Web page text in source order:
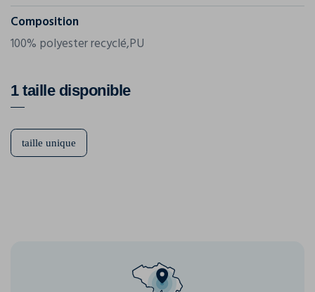
Composition
100% polyester recyclé,PU
1 taille disponible
taille unique